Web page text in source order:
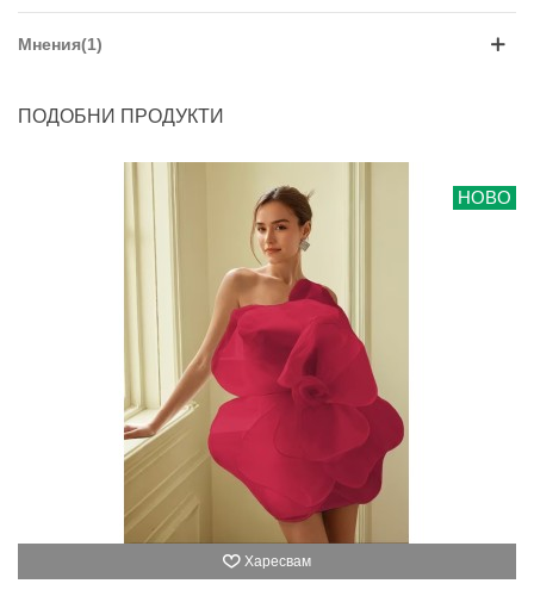
Мнения(1)
ПОДОБНИ ПРОДУКТИ
НОВО
Харесвам